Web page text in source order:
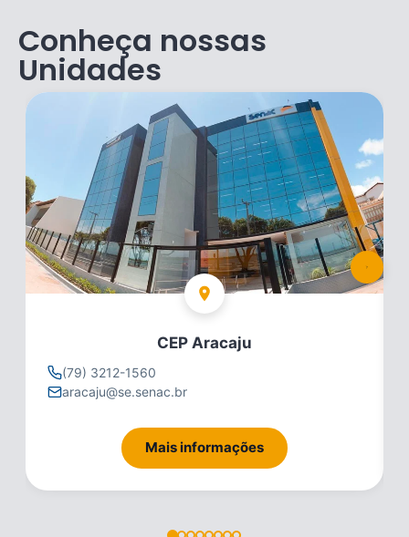
Conheça nossas
Unidades
CEP Aracaju
(79) 3212-1560
aracaju@se.senac.br
Mais informações